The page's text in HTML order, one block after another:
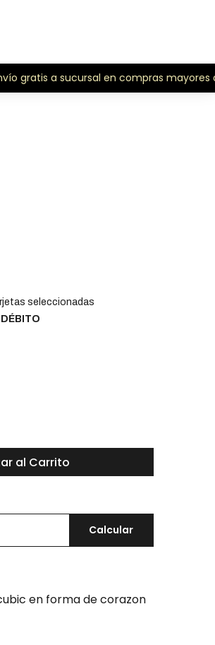
gratis a sucursal en compras mayores a
seleccionadas
al Carrito
Calcular
en forma de corazon